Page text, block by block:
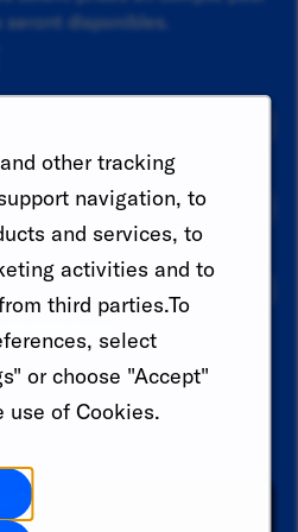
other tracking
navigation, to
and services, to
activities and to
third parties.To
select
or choose "Accept"
use of Cookies.
disponibles.
de téléphone
et sélectionnez-la dans la
un lieu et